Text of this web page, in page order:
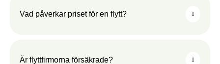
Vad påverkar priset för en flytt?
Är flyttfirmorna försäkrade?